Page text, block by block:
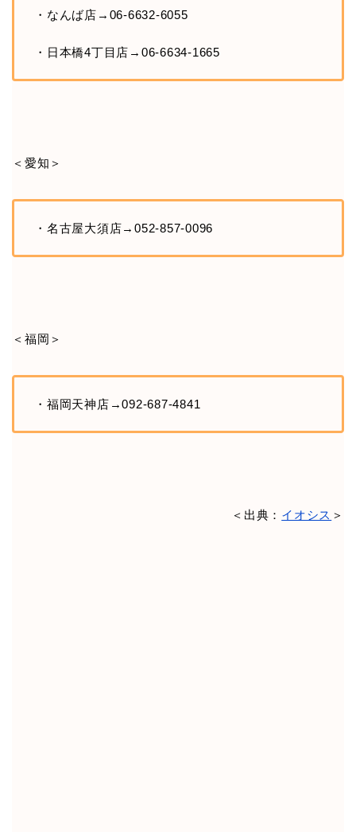
・なんば店→06-6632-6055
・日本橋4丁目店→06-6634-1665
＜愛知＞
・名古屋大須店→052-857-0096
＜福岡＞
・福岡天神店→092-687-4841
＜出典： イオシス ＞